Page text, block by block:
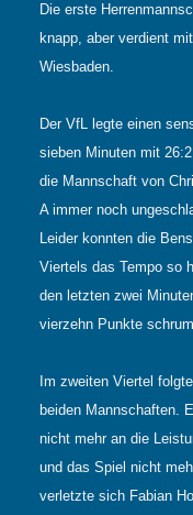
Die erste
knapp, aber verdient
Wiesbaden.
Der VfL legte einen
sieben Minuten mit
die Mannschaft von
A immer noch
Leider konnten die
Viertels das Tempo so
den letzten zwei
vierzehn Punkte
Im zweiten Viertel
beiden Mannschaften.
nicht mehr an die
und das Spiel nicht
verletzte sich Fabian